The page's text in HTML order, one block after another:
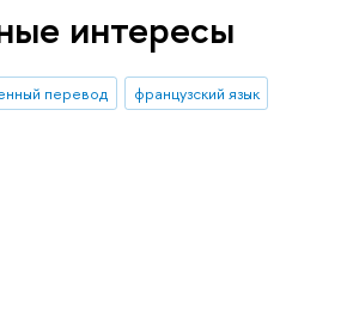
интересы
перевод французский язык